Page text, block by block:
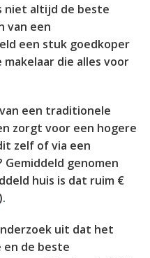
niet altijd de beste
van een
een stuk goedkoper
die alles voor
een traditionele
zorgt voor een hogere
zelf of via een
genomen
huis is dat ruim €
).
uit dat het
de beste